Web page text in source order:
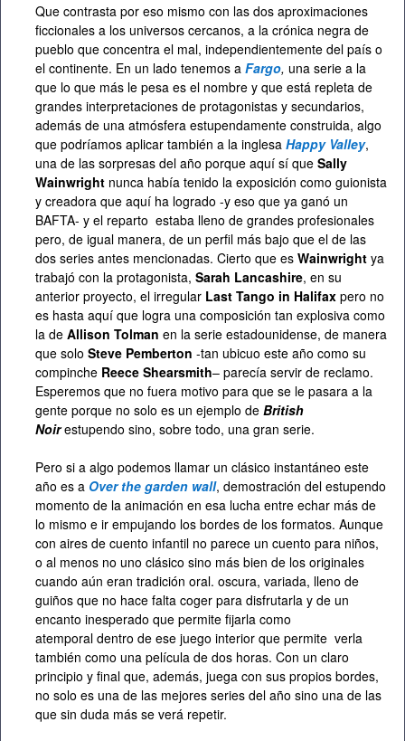
Que contrasta por eso mismo con las dos aproximaciones
ficcionales a los universos cercanos, a la crónica negra de
pueblo que concentra el mal, independientemente del país o
el continente. En un lado tenemos a Fargo, una serie a la
que lo que más le pesa es el nombre y que está repleta de
grandes interpretaciones de protagonistas y secundarios,
además de una atmósfera estupendamente construida, algo
que podríamos aplicar también a la inglesa Happy Valley,
una de las sorpresas del año porque aquí sí que Sally
Wainwright nunca había tenido la exposición como guionista
y creadora que aquí ha logrado -y eso que ya ganó un
BAFTA- y el reparto estaba lleno de grandes profesionales
pero, de igual manera, de un perfil más bajo que el de las
dos series antes mencionadas. Cierto que es Wainwright ya
trabajó con la protagonista, Sarah Lancashire, en su
anterior proyecto, el irregular Last Tango in Halifax pero no
es hasta aquí que logra una composición tan explosiva como
la de Allison Tolman en la serie estadounidense, de manera
que solo Steve Pemberton -tan ubicuo este año como su
compinche Reece Shearsmith– parecía servir de reclamo.
Esperemos que no fuera motivo para que se le pasara a la
gente porque no solo es un ejemplo de British
Noirestupendo sino, sobre todo, una gran serie.
Pero si a algo podemos llamar un clásico instantáneo este
año es a Over the garden wall, demostración del estupendo
momento de la animación en esa lucha entre echar más de
lo mismo e ir empujando los bordes de los formatos. Aunque
con aires de cuento infantil no parece un cuento para niños,
o al menos no uno clásico sino más bien de los originales
cuando aún eran tradición oral. oscura, variada, lleno de
guiños que no hace falta coger para disfrutarla y de un
encanto inesperado que permite fijarla como
atemporal dentro de ese juego interior que permite verla
también como una película de dos horas. Con un claro
principio y final que, además, juega con sus propios bordes,
no solo es una de las mejores series del año sino una de las
que sin duda más se verá repetir.